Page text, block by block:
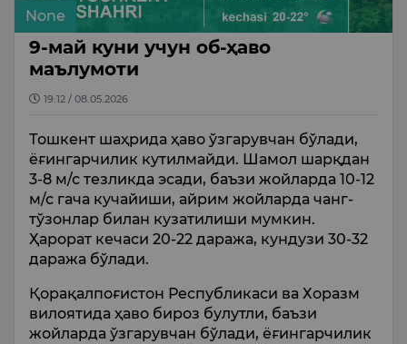
None
9-май куни учун об-ҳаво
маълумоти
19:12 / 08.05.2026
Тошкент шаҳрида ҳаво ўзгарувчан бўлади,
ёғингарчилик кутилмайди. Шамол шарқдан
3-8 м/с тезликда эсади, баъзи жойларда 10-12
м/с гача кучайиши, айрим жойларда чанг-
тўзонлар билан кузатилиши мумкин.
Ҳарорат кечаси 20-22 даража, кундузи 30-32
даража бўлади.
Қорақалпоғистон Республикаси ва Хоразм
вилоятида ҳаво бироз булутли, баъзи
жойларда ўзгарувчан бўлади, ёғингарчилик